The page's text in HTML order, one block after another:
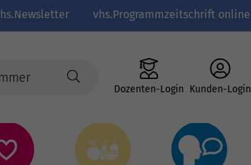
vhs.Programmzeitschrift online
Dozenten-Login Kunden-Login